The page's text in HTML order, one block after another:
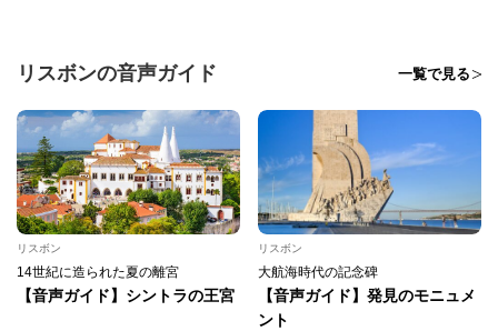
リスボンの音声ガイド 一覧で見る
リスボン
14世紀に造られた夏の離宮
【音声ガイド】シントラの王宮
リスボン
大航海時代の記念碑
【音声ガイド】発見のモニュメ
ント